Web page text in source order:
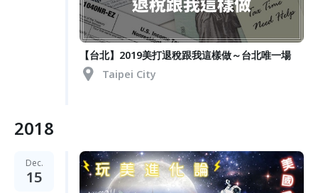
【台北】2019美打退稅跟我這樣做～台北唯一場
Taipei City
2018
Dec.
15